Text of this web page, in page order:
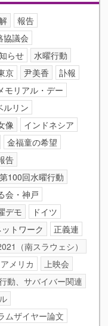
報告
協議会
らせ
水曜行動
京 尹美香
訃報
モリアル・デー
ルリン
像
インドネシア
金福童の希望
告
第100回水曜行動
会・神戸
デモ
ドイツ
トワーク
正義連
（南スラウェシ）
アメリカ
上映会
動、サバイバー関連
ムザイヤー論文